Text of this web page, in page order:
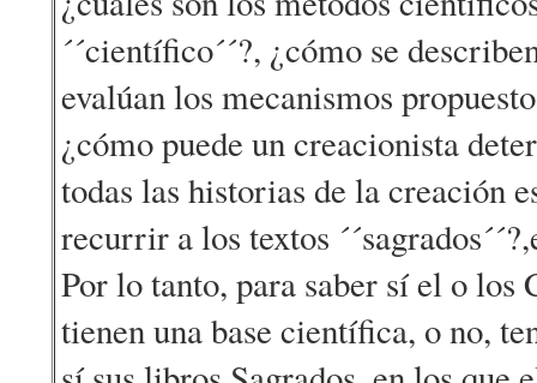
´´científico´´?, ¿cómo se
evalúan los mecanismos
¿cómo puede un creacionista
todas las historias de la creación
recurrir a los textos
Por lo tanto, para saber sí el o los
tienen una base científica, o no,